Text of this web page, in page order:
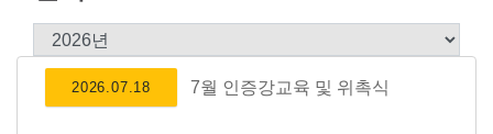
2026.07.18 7월 인증강교육 및 위촉식